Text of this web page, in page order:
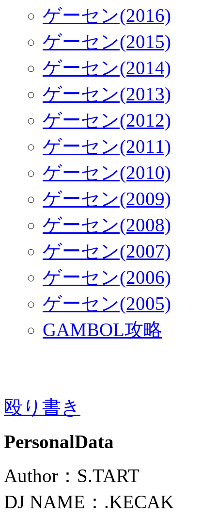
ゲーセン(2016)
ゲーセン(2015)
ゲーセン(2014)
ゲーセン(2013)
ゲーセン(2012)
ゲーセン(2011)
ゲーセン(2010)
ゲーセン(2009)
ゲーセン(2008)
ゲーセン(2007)
ゲーセン(2006)
ゲーセン(2005)
GAMBOL攻略
殴り書き
PersonalData
Author：S.TART
DJ NAME：.KECAK